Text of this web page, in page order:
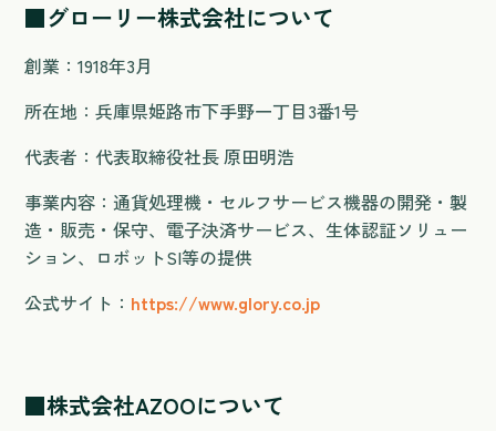
■グローリー株式会社について
創業：1918年3月
所在地：兵庫県姫路市下手野一丁目3番1号
代表者：代表取締役社長 原田明浩
事業内容：通貨処理機・セルフサービス機器の開発・製
造・販売・保守、電子決済サービス、生体認証ソリュー
ション、ロボットSI等の提供
公式サイト： https://www.glory.co.jp
■株式会社AZOOについて